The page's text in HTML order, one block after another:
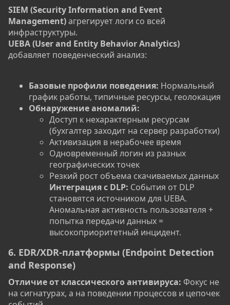
SIEM (Security Information and Event
Management)агрегирует логи со всей
инфраструктуры.
UEBA (User and Entity Behavior Analytics)
добавляет поведенческий анализ:
Базовые профили поведения: Нормальный
график работы, типичные ресурсы, геолокация
Обнаружение аномалий:
Доступ к нехарактерным ресурсам
(бухгалтер заходит на сервер разработки)
Активизация в нерабочее время
Одновременный логин из разных
географических точек
Резкий рост объема скачиваемых данных
Интеграция с DLP: События от DLP
становятся источником для UEBA.
Аномальная активность пользователя +
попытка передачи данных =
высокоприоритетный инцидент.
6. EDR/XDR-платформы (Endpoint Detection
and Response)
Отличие от классического антивируса: Фокус не
на сигнатурах, а на поведении процессов и цепочек